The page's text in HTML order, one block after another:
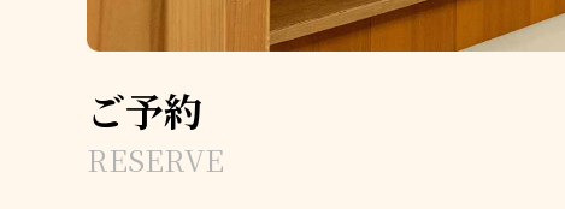
ご予約
RESERVE